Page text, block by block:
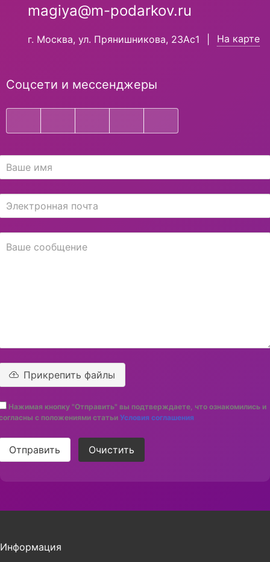
magiya@m-podarkov.ru
г. Москва, ул. Прянишникова, 23Ас1 На карте
Соцсети и мессенджеры
Прикрепить файлы
Нажимая кнопку "Отправить" вы подтверждаете, что ознакомились и
с положениями статьи Условия соглашения
Отправить Очистить
Информация